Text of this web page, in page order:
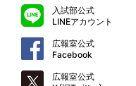
入試部公式
LINEアカウント
広報室公式
Facebook
広報室公式